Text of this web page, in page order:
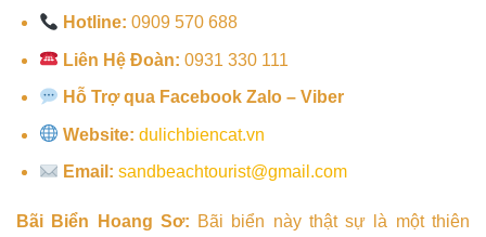
Hotline: 0909 570 688
Liên Hệ Đoàn: 0931 330 111
Hỗ Trợ qua Facebook Zalo – Viber
Website: dulichbiencat.vn
Email: sandbeachtourist@gmail.com
Bãi Biển Hoang Sơ: Bãi biển này thật sự là một thiên